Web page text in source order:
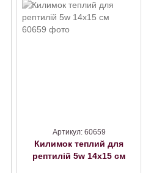
Артикул: 60659
Килимок теплий для
рептилій 5w 14х15 см